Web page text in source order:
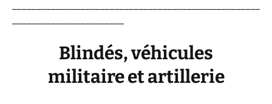
Blindés, véhicules
militaire et artillerie